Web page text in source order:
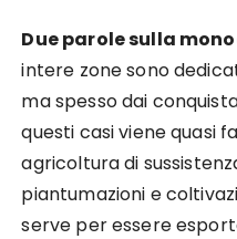
Due parole sulla
intere zone sono
ma spesso dai
questi casi viene quasi
agricoltura di
piantumazioni e
serve per essere